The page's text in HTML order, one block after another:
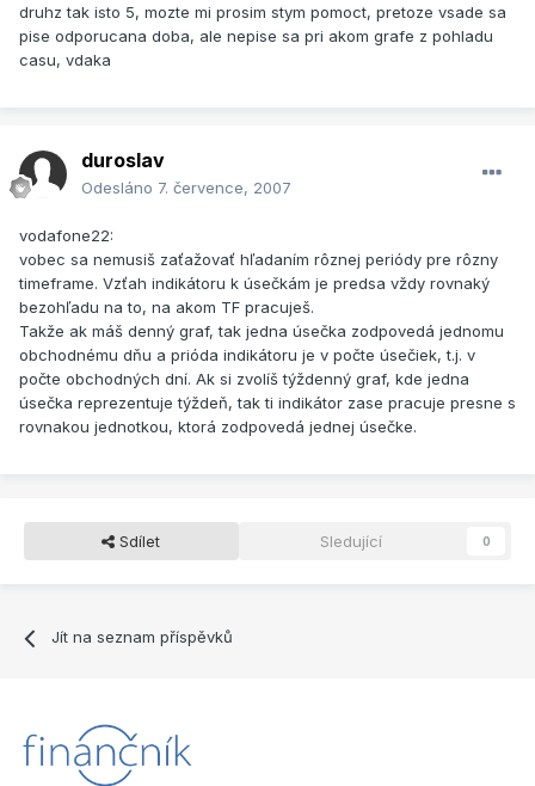
druhz tak isto 5, mozte mi prosim stym pomoct, pretoze vsade sa
pise odporucana doba, ale nepise sa pri akom grafe z pohladu
casu, vdaka
duroslav
Odesláno 7. července, 2007
vodafone22:
vobec sa nemusiš zaťažovať hľadaním rôznej periódy pre rôzny
timeframe. Vzťah indikátoru k úsečkám je predsa vždy rovnaký
bezohľadu na to, na akom TF pracuješ.
Takže ak máš denný graf, tak jedna úsečka zodpovedá jednomu
obchodnému dňu a prióda indikátoru je v počte úsečiek, t.j. v
počte obchodných dní. Ak si zvolíš týždenný graf, kde jedna
úsečka reprezentuje týždeň, tak ti indikátor zase pracuje presne s
rovnakou jednotkou, ktorá zodpovedá jednej úsečke.
Sdílet Sledující 0
Jít na seznam příspěvků